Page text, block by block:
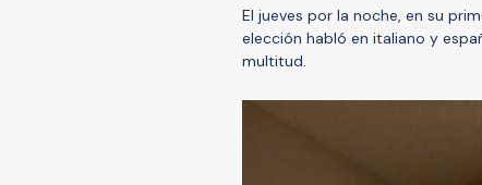
El jueves por la noche, en su
elección habló en italiano y
multitud.